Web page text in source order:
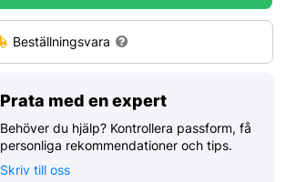
Beställningsvara
Prata med en expert
Behöver du hjälp? Kontrollera passform, få
personliga rekommendationer och tips.
Skriv till oss